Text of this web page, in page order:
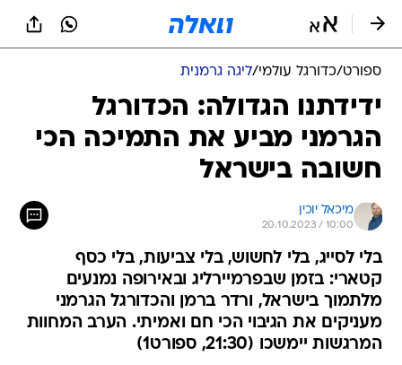
ספורט/כדורגל עולמי/ליגה גרמנית
ידידתנו הגדולה: הכדורגל
הגרמני מביע את התמיכה הכי
חשובה בישראל
מיכאל יוכין
20.10.2023 / 10:00
בלי לסייג, בלי לחשוש, בלי צביעות, בלי כסף
קטארי: בזמן שבפרמיירליג ובאירופה נמנעים
מלתמוך בישראל, ורדר ברמן והכדורגל הגרמני
מעניקים את הגיבוי הכי חם ואמיתי. הערב המחוות
המרגשות יימשכו (21:30, ספורט1)